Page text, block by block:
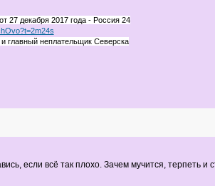
27 декабря 2017 года - Россия 24
главный неплательщик Северска
если всё так плохо. Зачем мучится, терпеть и